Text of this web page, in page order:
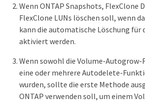
Wenn ONTAP Snapshots, FlexClone
FlexClone LUNs löschen soll, wenn
kann die automatische Löschung für
aktiviert werden.
Wenn sowohl die Volume-Autogrow-
eine oder mehrere Autodelete-
wurden, sollte die erste Methode
ONTAP verwenden soll, um einem